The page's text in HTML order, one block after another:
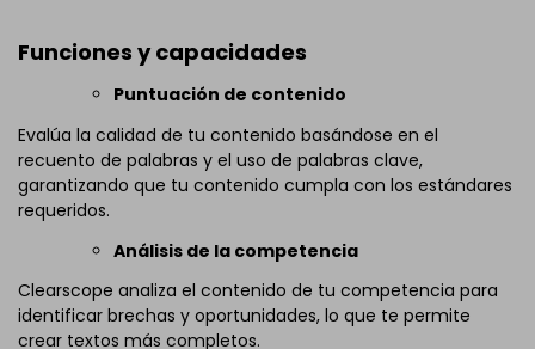
Funciones y capacidades
Puntuación de contenido
Evalúa la calidad de tu contenido basándose en el
recuento de palabras y el uso de palabras clave,
garantizando que tu contenido cumpla con los estándares
requeridos.
Análisis de la competencia
Clearscope analiza el contenido de tu competencia para
identificar brechas y oportunidades, lo que te permite
crear textos más completos.